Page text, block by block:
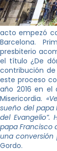
acto empezó
Barcelona.
presbiterio
el título ¿De
contribución
este proceso
año 2016 en
Misericordia.
sueño del papa
del
papa Francisco
una conversión
Gordo.